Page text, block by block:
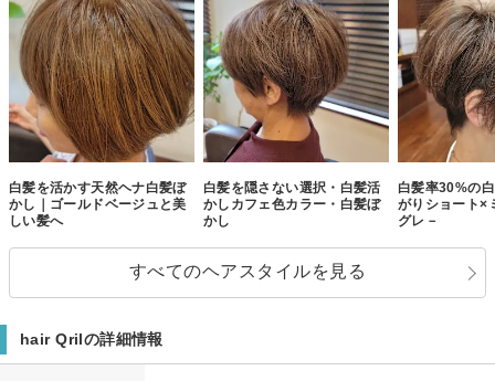
白髪を活かす天然ヘナ白髪ぼ
かし｜ゴールドベージュと美
しい髪へ
白髪を隠さない選択・白髪活
かしカフェ色カラー・白髪ぼ
かし
白髪率30%の
がりショート×
グレ－
すべてのヘアスタイルを見る
hair Qrilの詳細情報